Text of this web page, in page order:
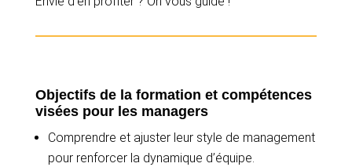
Objectifs de la formation et compétences
visées pour les managers
Comprendre et ajuster leur style de management
pour renforcer la dynamique d’équipe.